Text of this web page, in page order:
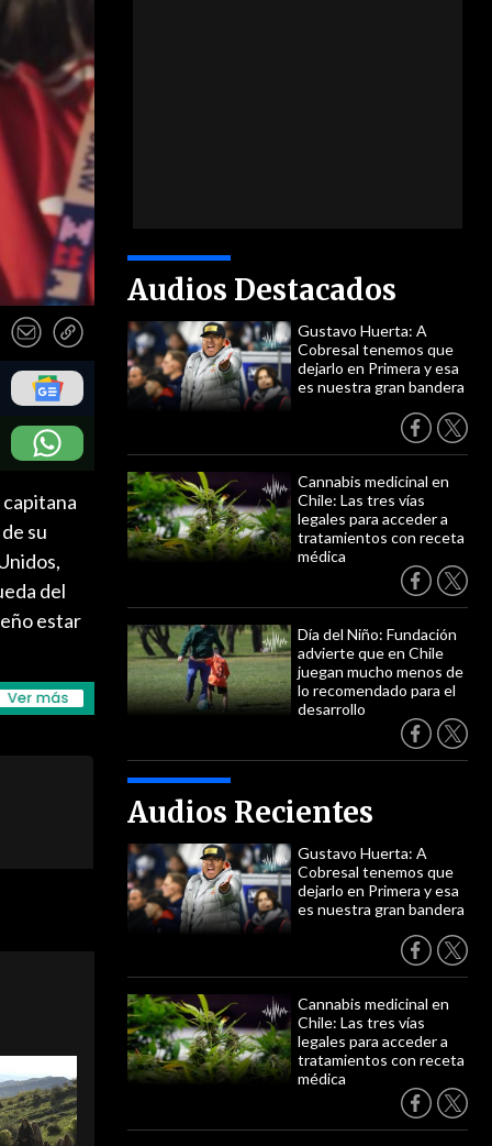
Audios Destacados
Gustavo Huerta: A
Cobresal tenemos que
dejarlo en Primera y esa
es nuestra gran bandera
Cannabis medicinal en
Chile: Las tres vías
legales para acceder a
tratamientos con receta
médica
Día del Niño: Fundación
advierte que en Chile
juegan mucho menos de
lo recomendado para el
desarrollo
Audios Recientes
Gustavo Huerta: A
Cobresal tenemos que
dejarlo en Primera y esa
es nuestra gran bandera
Cannabis medicinal en
Chile: Las tres vías
legales para acceder a
tratamientos con receta
médica
su
del
estar